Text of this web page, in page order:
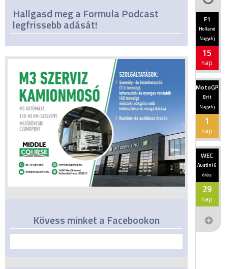
Hallgasd meg a Formula Podcast
legfrissebb adását! F1
Holland
Nagydíj
15
nap
MotoGP
Brit
Nagydíj
1
nap
WEC
Austini 6
órás
29
nap
Kövess minket a Facebookon